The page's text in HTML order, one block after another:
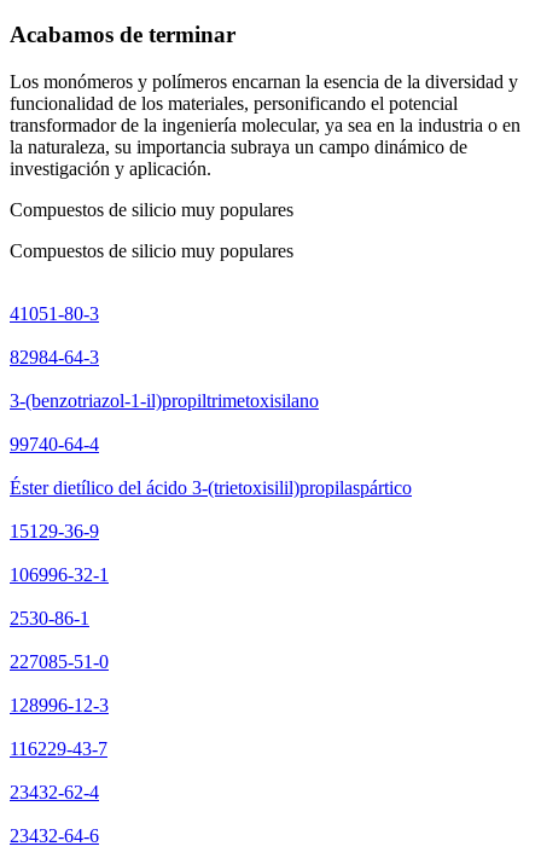
Acabamos de terminar
Los monómeros y polímeros encarnan la esencia de la diversidad y
funcionalidad de los materiales, personificando el potencial
transformador de la ingeniería molecular, ya sea en la industria o en
la naturaleza, su importancia subraya un campo dinámico de
investigación y aplicación.
Compuestos de silicio muy populares
Compuestos de silicio muy populares
41051-80-3
82984-64-3
3-(benzotriazol-1-il)propiltrimetoxisilano
99740-64-4
Éster dietílico del ácido 3-(trietoxisilil)propilaspártico
15129-36-9
106996-32-1
2530-86-1
227085-51-0
128996-12-3
116229-43-7
23432-62-4
23432-64-6